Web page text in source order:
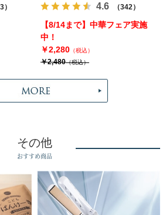
） 4.6 （342）
【8/14まで】中華フェア実施
中！
￥2,280 （税込）
￥2,480（税込）
その他
おすすめ商品